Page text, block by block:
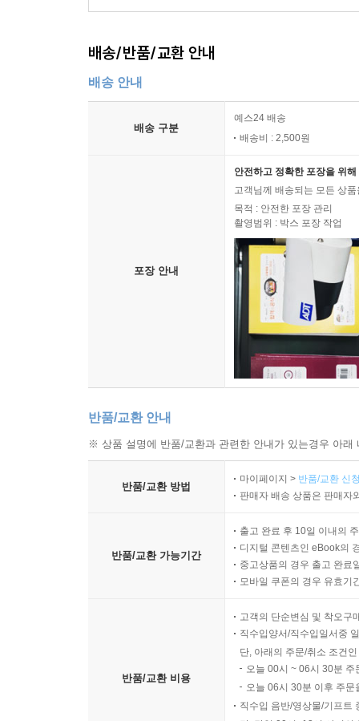
배송/반품/교환 안내
배송 안내
배송 구분
예스24 배송
배송비 : 2,500원
포장 안내
안전하고 정확한 포장을 위
고객님께 배송되는 모든 상
목적 : 안전한 포장 관리
촬영범위 : 박스 포장 작업
반품/교환 안내
※ 상품 설명에 반품/교환과 관련한 안내가 있는경우 아
반품/교환 방법
마이페이지 > 반품/교환 신
판매자 배송 상품은 판매자
반품/교환 가능기간
출고 완료 후 10일 이내의
디지털 콘텐츠인 eBook의
중고상품의 경우 출고 완료
모바일 쿠폰의 경우 유효기
반품/교환 비용
고객의 단순변심 및 착오구
직수입양서/직수입일서중
단, 아래의 주문/취소 조건
오늘 00시 ~ 06시 30분
오늘 06시 30분 이후 주
직수입 음반/영상물/기프트